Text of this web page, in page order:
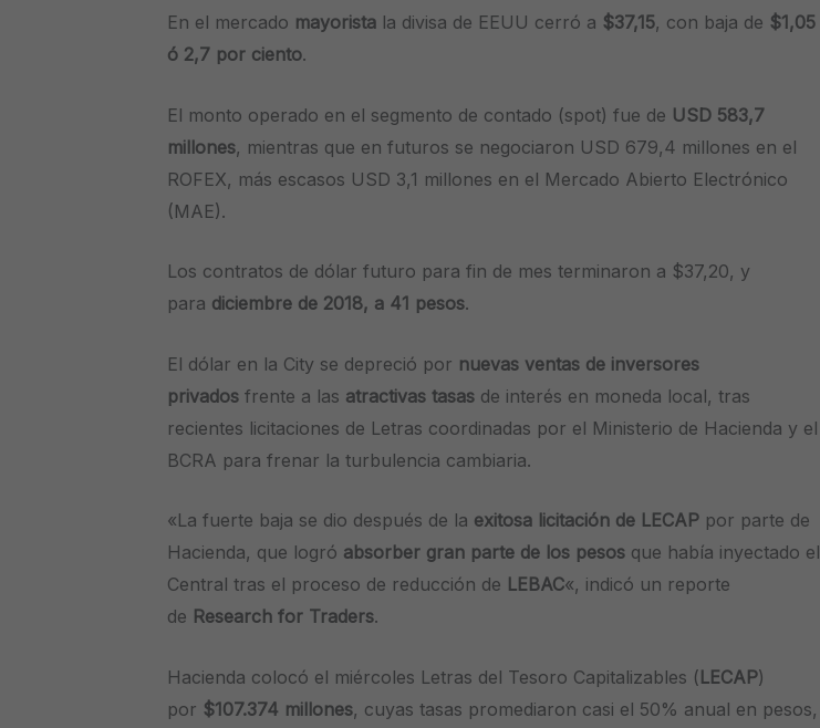
En el mercado mayorista la divisa de EEUU cerró a $37,15, con baja de $1,05
ó 2,7 por ciento.
El monto operado en el segmento de contado (spot) fue de USD 583,7
millones, mientras que en futuros se negociaron USD 679,4 millones en el
ROFEX, más escasos USD 3,1 millones en el Mercado Abierto Electrónico
(MAE).
Los contratos de dólar futuro para fin de mes terminaron a $37,20, y
para diciembre de 2018, a 41 pesos.
El dólar en la City se depreció por nuevas ventas de inversores
privados frente a las atractivas tasas de interés en moneda local, tras
recientes licitaciones de Letras coordinadas por el Ministerio de Hacienda y el
BCRA para frenar la turbulencia cambiaria.
«La fuerte baja se dio después de la exitosa licitación de LECAP por parte de
Hacienda, que logró absorber gran parte de los pesos que había inyectado el
Central tras el proceso de reducción de LEBAC«, indicó un reporte
de Research for Traders.
Hacienda colocó el miércoles Letras del Tesoro Capitalizables (LECAP)
por $107.374 millones, cuyas tasas promediaron casi el 50% anual en pesos,